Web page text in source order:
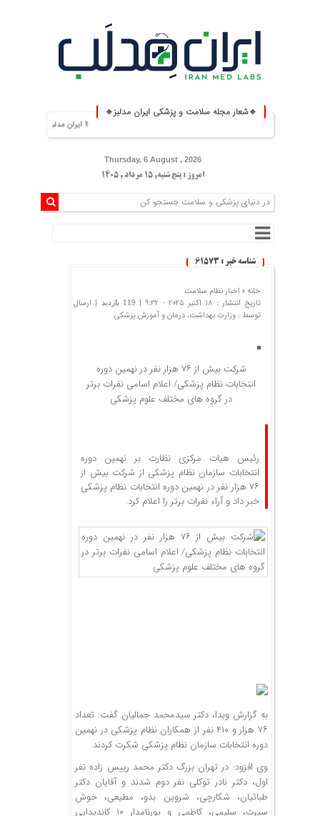
🔹شعار مجله سلامت و پزشکی ایران مدلبز🔹
⚕️ ایران مدلبز؛ پلی بین دانش پزشکی و
Thursday, 6 August , 2026
امروز : پنج شنبه, ۱۵ مرداد , ۱۴۰۵
شناسه خبر : 61573
خانه » اخبار نظام سلامت
تاریخ انتشار : 18 اکتبر 2025 - 9:32 |
119 بازدید
| ارسال
توسط : وزارت بهداشت، درمان و آموزش پزشکی
شرکت بیش از ۷۶ هزار نفر در نهمین دوره
انتخابات نظام پزشکی/ اعلام اسامی نفرات برتر
در گروه های مختلف علوم پزشکی
رئیس هیات مرکزی نظارت بر نهمین دوره
انتخابات سازمان نظام پزشکی از شرکت بیش از
۷۶ هزار نفر در نهمین دوره انتخابات نظام پزشکی
خبر داد و آراء نفرات برتر را اعلام کرد.
به گزارش وبدا، دکتر سیدمحمد جمالیان گفت: تعداد
۷۶ هزار و ۴۱۰ نفر از همکاران نظام پزشکی در نهمین
دوره انتخابات سازمان نظام پزشکی شکرت کردند.
وی افزود: در تهران بزرگ دکتر محمد رییس زاده نفر
اول، دکتر نادر توکلی نفر دوم شدند و آقایان دکتر
طبائیان، شکارچی، شروین بدو، مطیعی، خوش
سیرت، سلیمی، کاظمی و پورنامدار ۱۰ کاندیدایی